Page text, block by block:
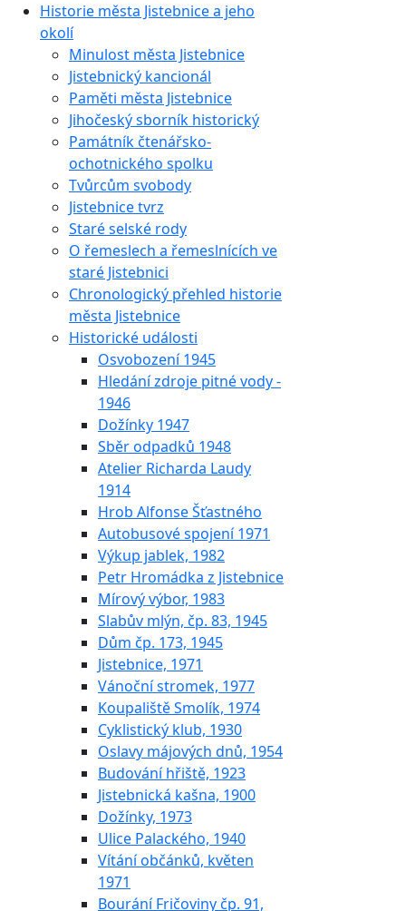
Historie města Jistebnice a jeho
okolí
Minulost města Jistebnice
Jistebnický kancionál
Paměti města Jistebnice
Jihočeský sborník historický
Památník čtenářsko-
ochotnického spolku
Tvůrcům svobody
Jistebnice tvrz
Staré selské rody
O řemeslech a řemeslnících ve
staré Jistebnici
Chronologický přehled historie
města Jistebnice
Historické události
Osvobození 1945
Hledání zdroje pitné vody -
1946
Dožínky 1947
Sběr odpadků 1948
Atelier Richarda Laudy
1914
Hrob Alfonse Šťastného
Autobusové spojení 1971
Výkup jablek, 1982
Petr Hromádka z Jistebnice
Mírový výbor, 1983
Slabův mlýn, čp. 83, 1945
Dům čp. 173, 1945
Jistebnice, 1971
Vánoční stromek, 1977
Koupaliště Smolík, 1974
Cyklistický klub, 1930
Oslavy májových dnů, 1954
Budování hřiště, 1923
Jistebnická kašna, 1900
Dožínky, 1973
Ulice Palackého, 1940
Vítání občánků, květen
1971
Bourání Fričoviny čp. 91,